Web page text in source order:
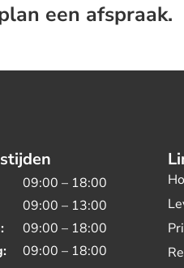
een afspraak.
09:00 – 18:00
09:00 – 13:00
09:00 – 18:00
09:00 – 18:00